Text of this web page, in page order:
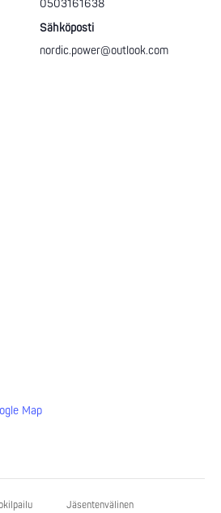
0503161638
Sähköposti
nordic.power@outlook.com
Map
Jäsentenvälinen